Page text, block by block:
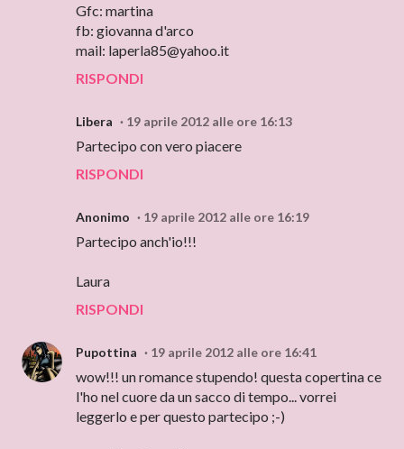
Gfc: martina
fb: giovanna d'arco
mail: laperla85@yahoo.it
RISPONDI
Libera 19 aprile 2012 alle ore 16:13
Partecipo con vero piacere
RISPONDI
Anonimo 19 aprile 2012 alle ore 16:19
Partecipo anch'io!!!
Laura
RISPONDI
Pupottina 19 aprile 2012 alle ore 16:41
wow!!! un romance stupendo! questa copertina ce
l'ho nel cuore da un sacco di tempo... vorrei
leggerlo e per questo partecipo ;-)